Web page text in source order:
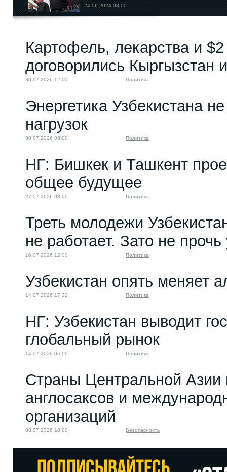
24.06.2024 08:00
Влияние западных...
27.12.2022 20:00
Картофель, лекарства и
договорились Кыргызстан
30.07.2026 12:00 Политика
Энергетика Узбекистана
нагрузок
30.07.2026 06:00 Политика
НГ: Бишкек и Ташкент
общее будущее
27.07.2026 08:00 Политика
Треть молодежи
не работает. Зато не
16.07.2026 12:00 Политика
Узбекистан опять меняет
14.07.2026 17:32 Политика
НГ: Узбекистан выводит
глобальный рынок
14.07.2026 06:00 Политика
Страны Центральной Азии
англосаксов и
организаций
08.07.2026 18:00 Безопасность